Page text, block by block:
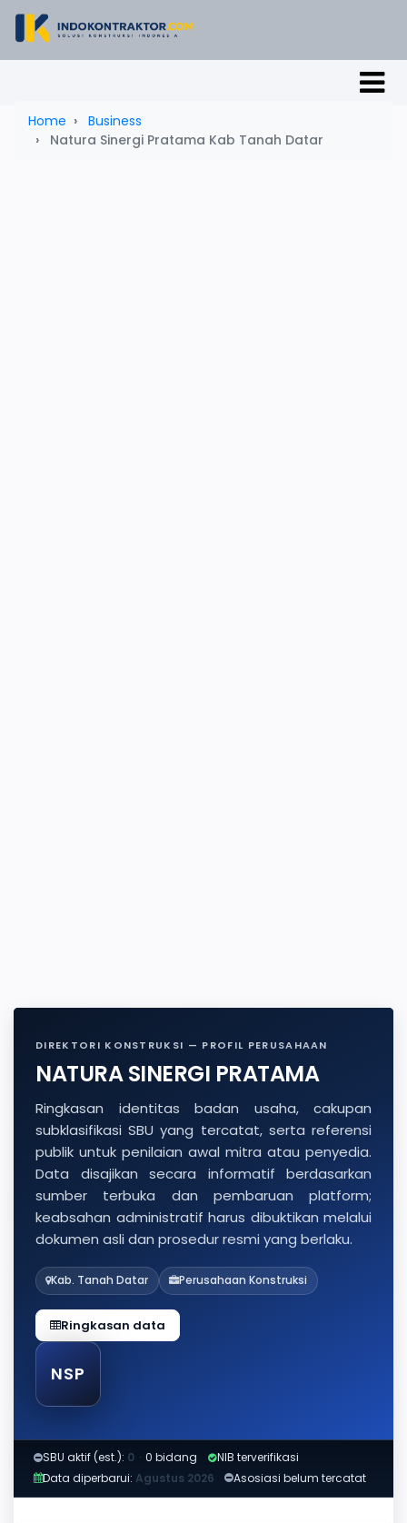
Home
Business
Natura Sinergi Pratama Kab Tanah Datar
DIREKTORI KONSTRUKSI — PROFIL PERUSAHAAN
NATURA SINERGI PRATAMA
Ringkasan identitas badan usaha, cakupan
subklasifikasi SBU yang tercatat, serta referensi
publik untuk penilaian awal mitra atau penyedia.
Data disajikan secara informatif berdasarkan
sumber terbuka dan pembaruan platform;
keabsahan administratif harus dibuktikan melalui
dokumen asli dan prosedur resmi yang berlaku.
Kab. Tanah Datar Perusahaan Konstruksi
Ringkasan data
NSP
SBU aktif (est.): 0 · 0 bidang
NIB terverifikasi
Data diperbarui: Agustus 2026 Asosiasi belum tercatat